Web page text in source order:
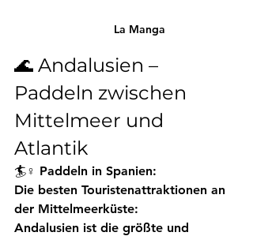
La Manga
🌊 Andalusien –
Paddeln zwischen
Mittelmeer und
Atlantik
🏄♀️ Paddeln in Spanien:
Die besten Touristenattraktionen an
der Mittelmeerküste:
Andalusien ist die größte und